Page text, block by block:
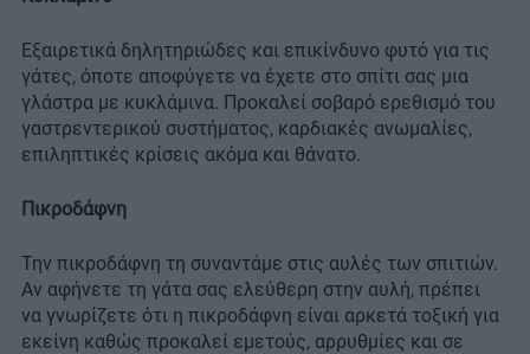
Εξαιρετικά δηλητηριώδες και επικίνδυνο φυτό για τις
γάτες, όποτε αποφύγετε να έχετε στο σπίτι σας μια
γλάστρα με κυκλάμινα. Προκαλεί σοβαρό ερεθισμό του
γαστρεντερικού συστήματος, καρδιακές ανωμαλίες,
επιληπτικές κρίσεις ακόμα και θάνατο.
Πικροδάφνη
Την πικροδάφνη τη συναντάμε στις αυλές των σπιτιών.
Αν αφήνετε τη γάτα σας ελεύθερη στην αυλή, πρέπει
να γνωρίζετε ότι η πικροδάφνη είναι αρκετά τοξική για
εκείνη καθώς προκαλεί εμετούς, αρρυθμίες και σε